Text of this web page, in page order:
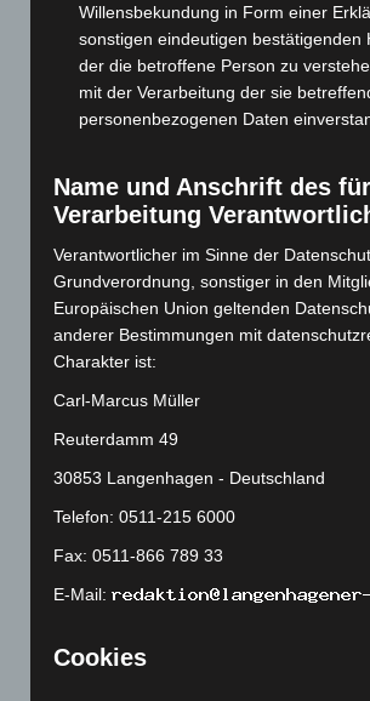
April 2023(155)
März 2023(174)
Februar 2023(154)
Januar 2023(140)
November 2022(167)
(166)
September 2022
August 2022(166)
Juli 2022(133)
April 2022(198)
März 2022(221)
Februar 2022(189)
Januar 2022(190)
Dezember 2021(204)
Oktober 2021
Willensbekundung in Form einer
sonstigen eindeutigen bestätigenden
der die betroffene Person zu
mit der Verarbeitung der sie
personenbezogenen Daten
Name und Anschrift des
Verarbeitung
Verantwortlicher im Sinne der
Grundverordnung, sonstiger in den
Europäischen Union geltenden
anderer Bestimmungen mit
Charakter ist:
Carl-Marcus Müller
Reuterdamm 49
30853 Langenhagen - Deutschland
Telefon: 0511-215 6000
Fax: 0511-866 789 33
E-Mail:
Cookies